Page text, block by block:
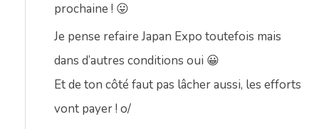
prochaine ! 😛
Je pense refaire Japan Expo toutefois mais
dans d’autres conditions oui 😀
Et de ton côté faut pas lâcher aussi, les efforts
vont payer ! o/